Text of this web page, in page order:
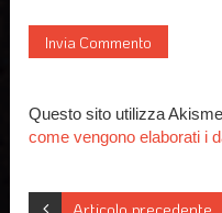
Questo sito utilizza
come vengono elaborati i